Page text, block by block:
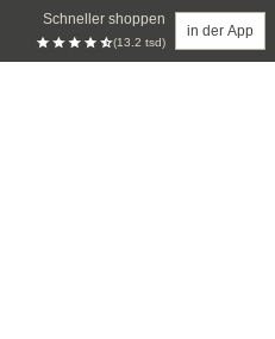
Schneller shoppen
(13.2 tsd)
in der App